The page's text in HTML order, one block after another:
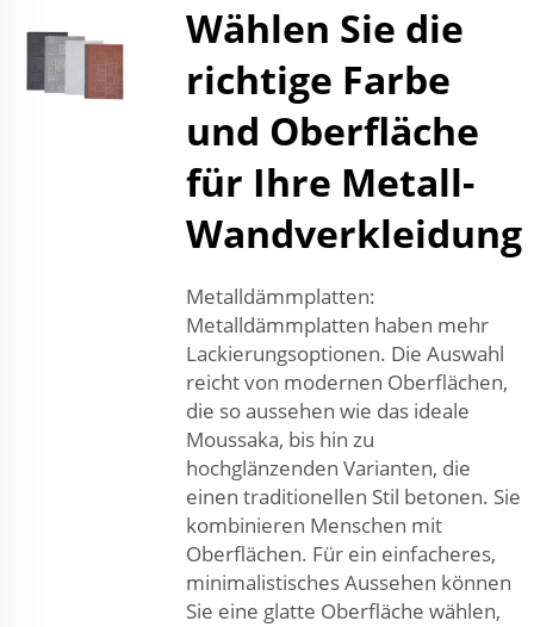
Wählen Sie die
richtige Farbe
und Oberfläche
für Ihre Metall-
Wandverkleidung
Metalldämmplatten:
Metalldämmplatten haben mehr
Lackierungsoptionen. Die Auswahl
reicht von modernen Oberflächen,
die so aussehen wie das ideale
Moussaka, bis hin zu
hochglänzenden Varianten, die
einen traditionellen Stil betonen. Sie
kombinieren Menschen mit
Oberflächen. Für ein einfacheres,
minimalistisches Aussehen können
Sie eine glatte Oberfläche wählen,